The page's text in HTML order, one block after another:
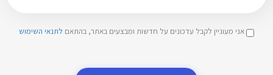
אני מעוניין לקבל עדכונים על חדשות ומבצעים באתר, בהתאם לתנאי השימוש